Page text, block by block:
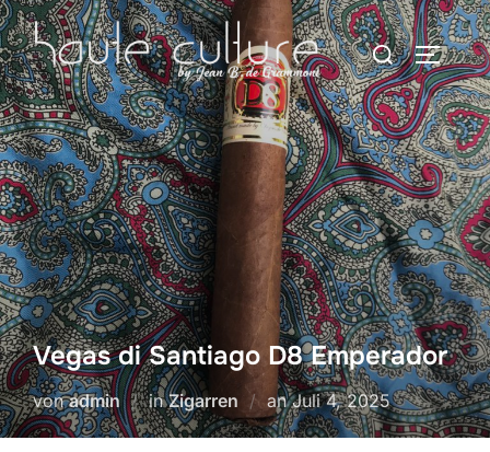
Zum
Inhalt
springen
Suchen
nach:
Vegas di Santiago D8 Emperador
vonadmin inZigarren anVeröffentlicht
am
Juli 4, 2025